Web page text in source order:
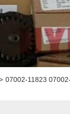
07002-11823